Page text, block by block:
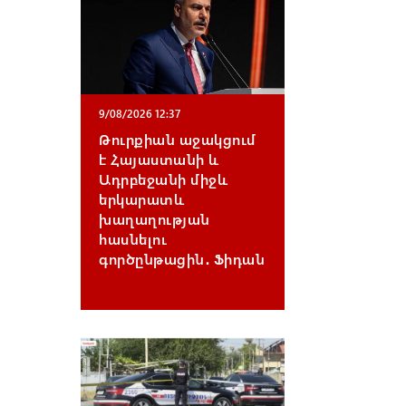
9/08/2026 12:37
Թուրքիան աջակցում
է Հայաստանի և
Ադրբեջանի միջև
երկարատև
խաղաղության
հասնելու
գործընթացին․ Ֆիդան